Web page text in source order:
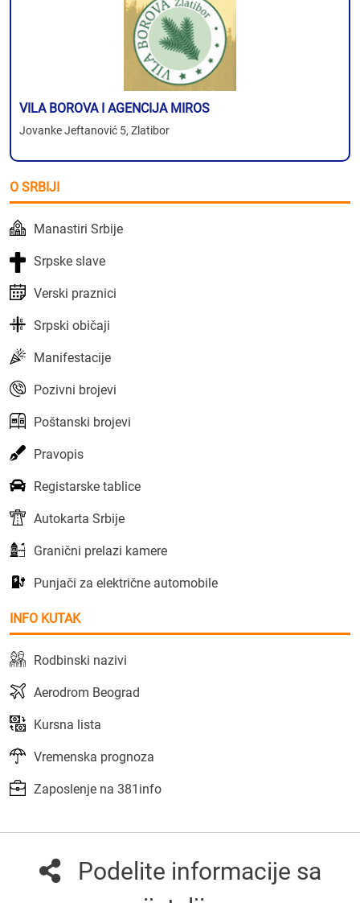
VILA BOROVA I AGENCIJA MIROS
Jovanke Jeftanović 5, Zlatibor
O SRBIJI
Manastiri Srbije
Srpske slave
Verski praznici
Srpski običaji
Manifestacije
Pozivni brojevi
Poštanski brojevi
Pravopis
Registarske tablice
Autokarta Srbije
Granični prelazi kamere
Punjači za električne automobile
INFO KUTAK
Rodbinski nazivi
Aerodrom Beograd
Kursna lista
Vremenska prognoza
Zaposlenje na 381info
Podelite informacije sa